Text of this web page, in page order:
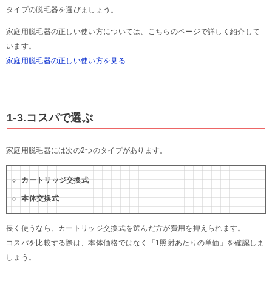
タイプの脱毛器を選びましょう。
家庭用脱毛器の正しい使い方については、こちらのページで詳しく紹介して
います。
家庭用脱毛器の正しい使い方を見る
1-3.コスパで選ぶ
家庭用脱毛器には次の2つのタイプがあります。
カートリッジ交換式
本体交換式
長く使うなら、カートリッジ交換式を選んだ方が費用を抑えられます。
コスパを比較する際は、本体価格ではなく「1照射あたりの単価」を確認しま
しょう。